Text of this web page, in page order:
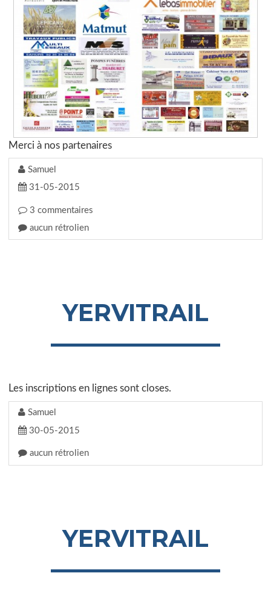
Merci à nos partenaires
Samuel
31-05-2015
3 commentaires
aucun rétrolien
YERVITRAIL
Les inscriptions en lignes sont closes.
Samuel
30-05-2015
aucun rétrolien
YERVITRAIL